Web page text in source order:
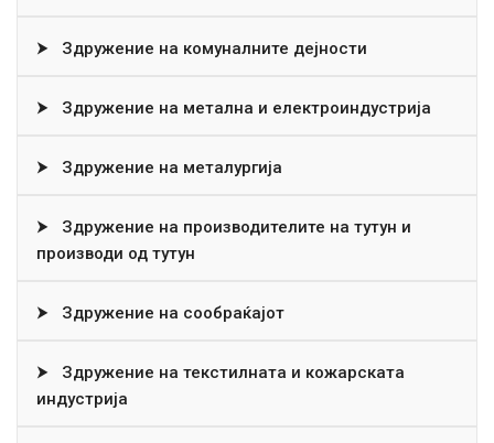
⮞ Здружение на комуналните дејности
⮞ Здружение на метална и електроиндустрија
⮞ Здружение на металургија
⮞
Здружение на производителите на тутун и
производи од тутун
⮞ Здружение на сообраќајот
⮞
Здружение на текстилната и кожарската
индустрија